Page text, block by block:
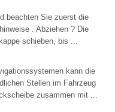
beachten Sie zuerst die
. Abziehen ? Die
schieben, bis ...
kann die
Stellen im Fahrzeug
zusammen mit ...